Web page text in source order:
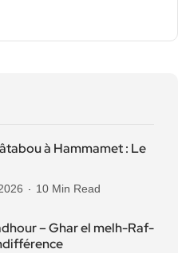
à Hammamet : Le
10 Min Read
– Ghar el melh-Raf-